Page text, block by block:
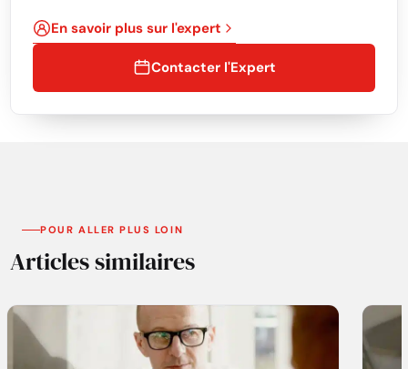
En savoir plus sur l'expert
Contacter l'Expert
POUR ALLER PLUS LOIN
Articles similaires